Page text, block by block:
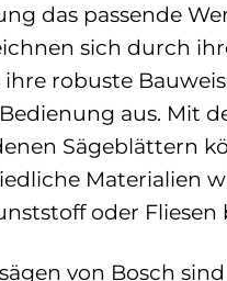
das passende
sich durch
ihre robuste
aus. Mit
Sägeblättern
Materialien
oder Fliesen
von Bosch